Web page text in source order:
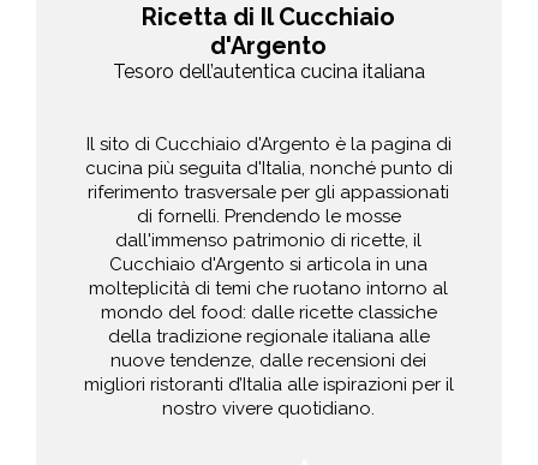
Ricetta di Il Cucchiaio
d'Argento
Tesoro dell’autentica cucina italiana
Il sito di Cucchiaio d'Argento è la pagina di
cucina più seguita d'Italia, nonché punto di
riferimento trasversale per gli appassionati
di fornelli. Prendendo le mosse
dall'immenso patrimonio di ricette, il
Cucchiaio d'Argento si articola in una
molteplicità di temi che ruotano intorno al
mondo del food: dalle ricette classiche
della tradizione regionale italiana alle
nuove tendenze, dalle recensioni dei
migliori ristoranti d’Italia alle ispirazioni per il
nostro vivere quotidiano.